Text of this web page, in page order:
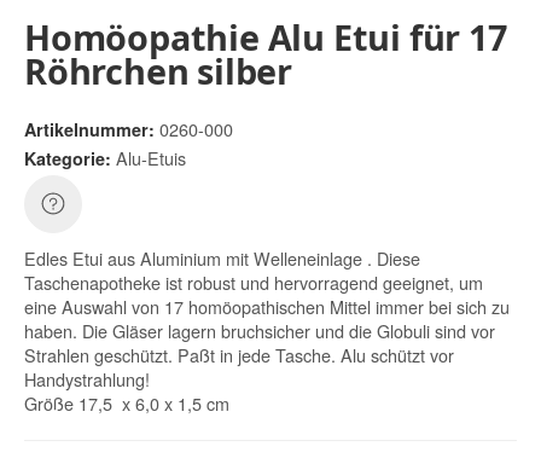
Homöopathie Alu Etui für 17
Röhrchen silber
Artikelnummer: 0260-000
Kategorie: Alu-Etuis
Edles Etui aus Aluminium mit Welleneinlage . Diese
Taschenapotheke ist robust und hervorragend geeignet, um
eine Auswahl von 17 homöopathischen Mittel immer bei sich zu
haben. Die Gläser lagern bruchsicher und die Globuli sind vor
Strahlen geschützt. Paßt in jede Tasche. Alu schützt vor
Handystrahlung!
Größe 17,5 x 6,0 x 1,5 cm